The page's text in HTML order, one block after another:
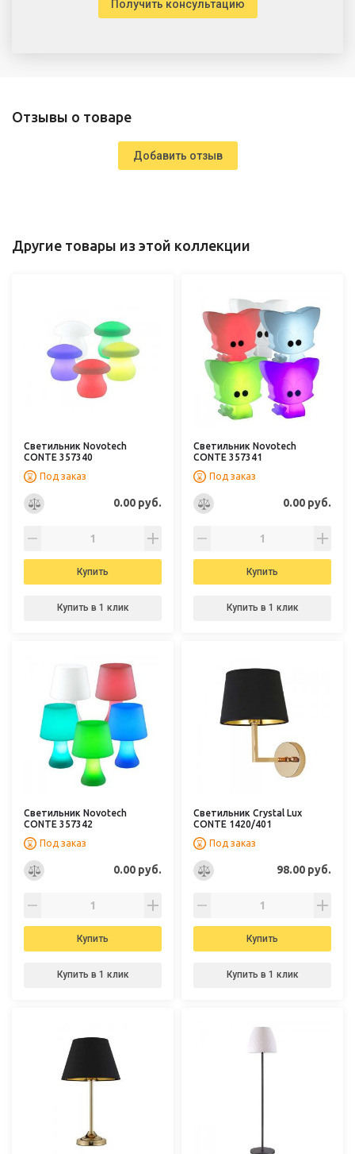
Получить консультацию
Отзывы о товаре
Добавить отзыв
Другие товары из этой коллекции
Светильник Novotech
CONTE 357340
Под заказ
0.00 руб.
Купить
Купить в 1 клик
Светильник Novotech
CONTE 357341
Под заказ
0.00 руб.
Купить
Купить в 1 клик
Светильник Novotech
CONTE 357342
Под заказ
0.00 руб.
Купить
Купить в 1 клик
Светильник Crystal Lux
CONTE 1420/401
Под заказ
98.00 руб.
Купить
Купить в 1 клик